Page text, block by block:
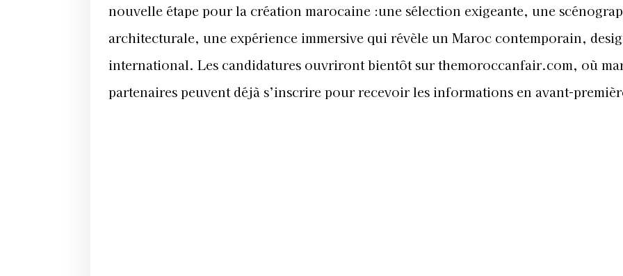
nouvelle étape pour la création marocaine :une sélection exigeante, une
architecturale, une expérience immersive qui révèle un Maroc contemporain,
international. Les candidatures ouvriront bientôt sur themoroccanfair.com, où
partenaires peuvent déjà s’inscrire pour recevoir les informations en avant-